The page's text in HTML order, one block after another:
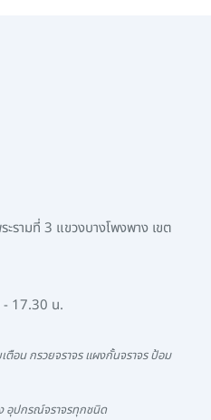
รามที่ 3 แขวงบางโพงพาง เขต
- 17.30 น.
ตือน กรวยจราจร แผงกั้นจราจร ป้อม
อุปกรณ์จราจรทุกชนิด